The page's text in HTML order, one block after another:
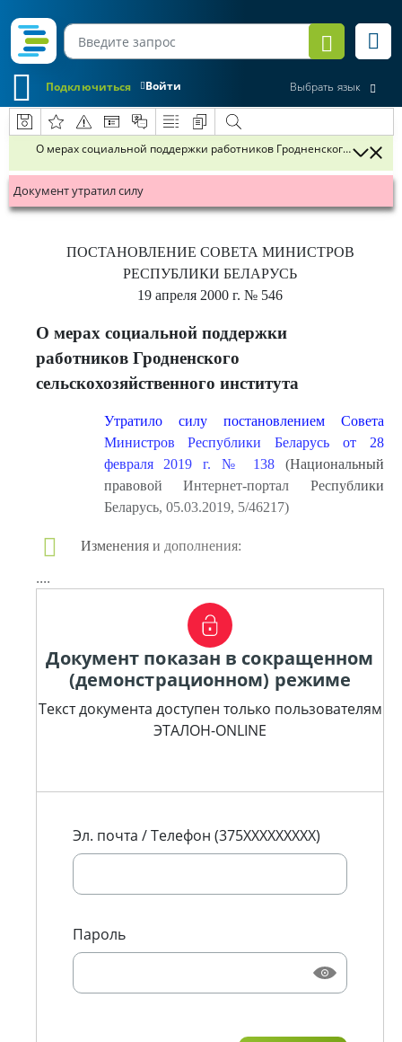
Войти
Подключиться Выбрать язык
О мерах социальной поддержки работников Гродненского
Документ утратил силу
ПОСТАНОВЛЕНИЕ СОВЕТА МИНИСТРОВ
РЕСПУБЛИКИ БЕЛАРУСЬ
19 апреля 2000 г. № 546
О мерах социальной поддержки
работников Гродненского
сельскохозяйственного института
Утратило силу постановлением Совета
Министров Республики Беларусь от 28
февраля 2019 г. № 138 (Национальный
правовой Интернет-портал Республики
Беларусь, 05.03.2019, 5/46217)
Изменения и дополнения:
....
Документ показан в сокращенном
(демонстрационном) режиме
Текст документа доступен только пользователям
ЭТАЛОН-ONLINE
Эл. почта / Телефон (375XXXXXXXXX)
Пароль